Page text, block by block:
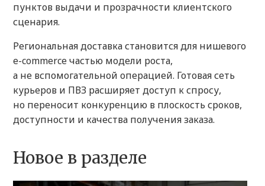
пунктов выдачи и прозрачности клиентского
сценария.
Региональная доставка становится для нишевого
e-commerce частью модели роста,
а не вспомогательной операцией. Готовая сеть
курьеров и ПВЗ расширяет доступ к спросу,
но переносит конкуренцию в плоскость сроков,
доступности и качества получения заказа.
Новое в разделе